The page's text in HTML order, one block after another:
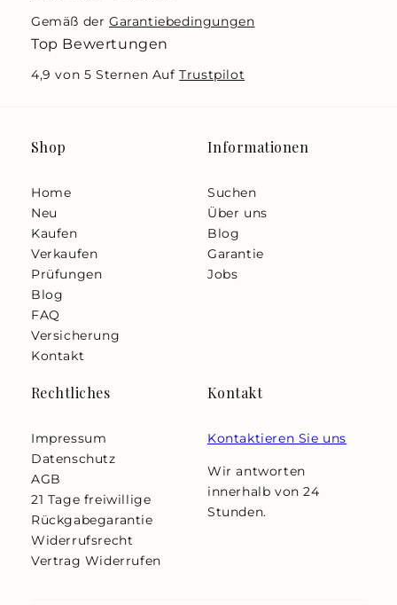
Gemäß der Garantiebedingungen
Top Bewertungen
4,9 von 5 Sternen AufTrustpilot
Shop
Home
Neu
Kaufen
Verkaufen
Prüfungen
Blog
FAQ
Versicherung
Kontakt
Informationen
Suchen
Über uns
Blog
Garantie
Jobs
Rechtliches
Impressum
Datenschutz
AGB
21 Tage freiwillige
Rückgabegarantie
Widerrufsrecht
Vertrag Widerrufen
Kontakt
Kontaktieren Sie uns
Wir antworten
innerhalb von 24
Stunden.